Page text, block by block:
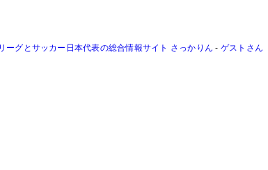
ーグとサッカー日本代表の総合情報サイト さっかりん - ゲストさん